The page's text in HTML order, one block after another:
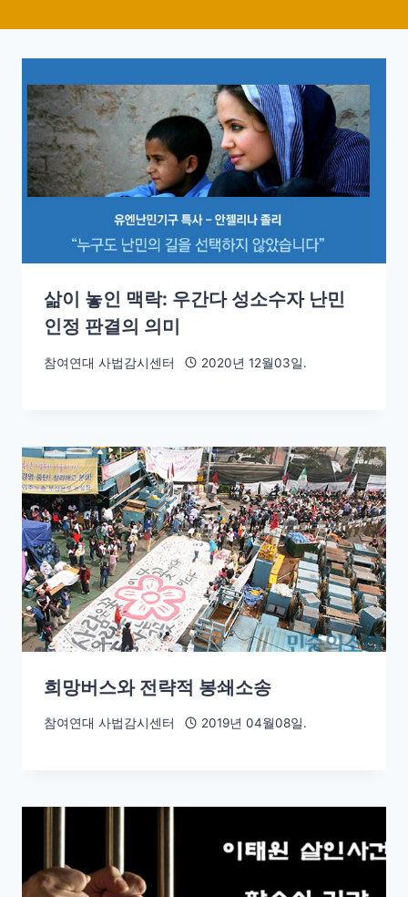
삶이 놓인 맥락: 우간다 성소수자 난민
인정 판결의 의미
참여연대 사법감시센터 2020년 12월03일.
희망버스와 전략적 봉쇄소송
참여연대 사법감시센터 2019년 04월08일.